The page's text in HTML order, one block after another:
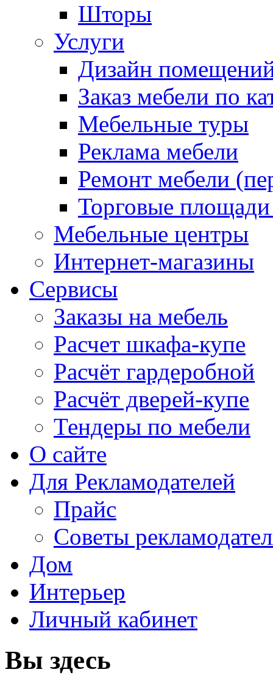
Шторы
Услуги
Дизайн
Заказ мебели по
Мебельные туры
Реклама мебели
Ремонт мебели
Торговые
Мебельные центры
Интернет-магазины
Сервисы
Заказы на мебель
Расчет шкафа-купе
Расчёт гардеробной
Расчёт дверей-купе
Тендеры по мебели
О сайте
Для Рекламодателей
Прайс
Советы
Дом
Интерьер
Личный кабинет
Вы здесь